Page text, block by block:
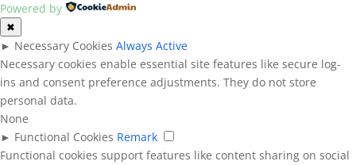
Powered by
✖
► Necessary Cookies Always Active
Necessary cookies enable essential site features like secure log-
ins and consent preference adjustments. They do not store
personal data.
None
► Functional Cookies Remark
Functional cookies support features like content sharing on social